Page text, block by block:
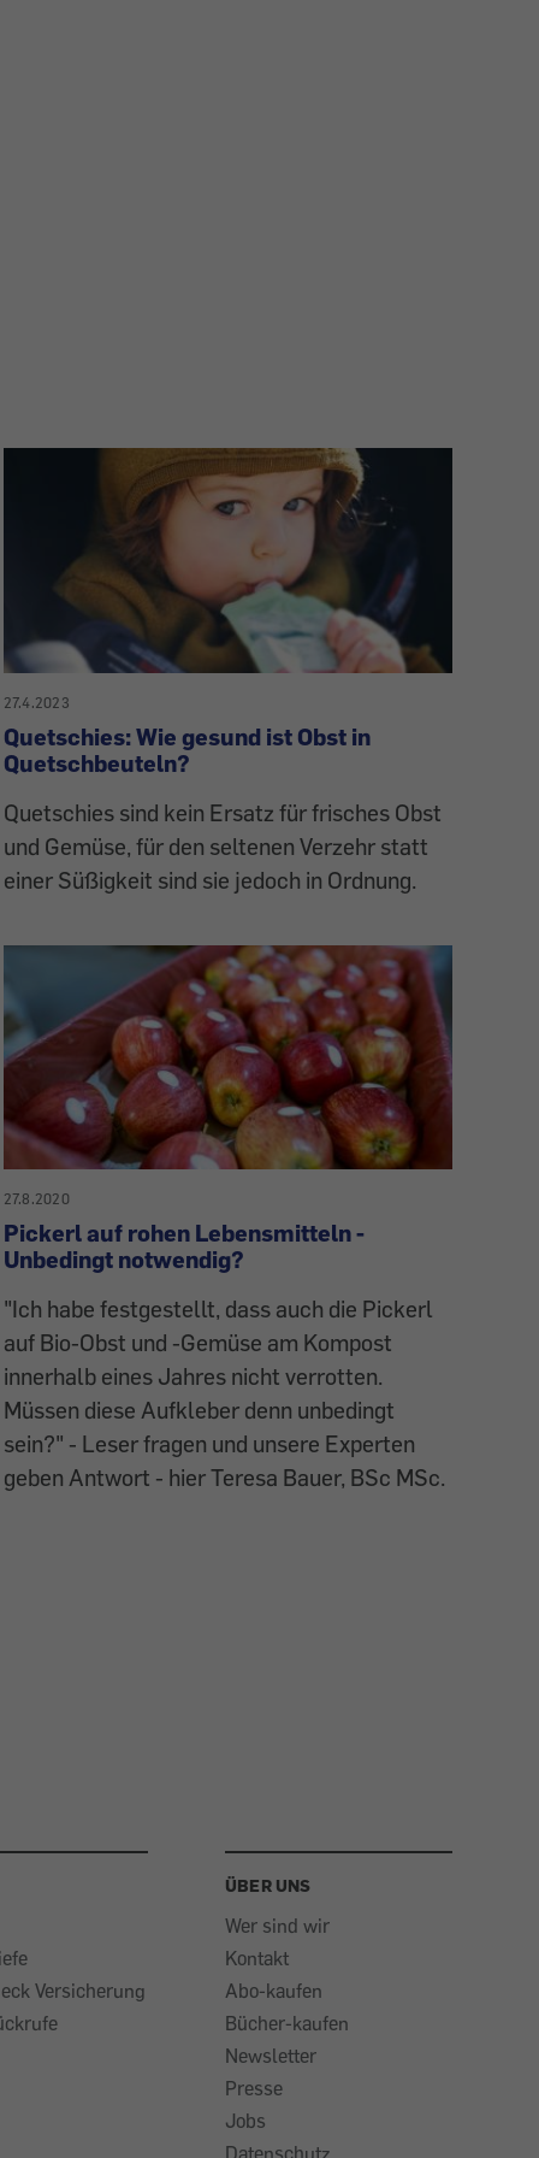
27.4.2023
Quetschies: Wie gesund ist Obst in
Quetschbeuteln?
Quetschies sind kein Ersatz für frisches Obst
und Gemüse, für den seltenen Verzehr statt
einer Süßigkeit sind sie jedoch in Ordnung.
27.8.2020
Pickerl auf rohen Lebensmitteln -
Unbedingt notwendig?
"Ich habe festgestellt, dass auch die Pickerl
auf Bio-Obst und -Gemüse am Kompost
innerhalb eines Jahres nicht verrotten.
Müssen diese Aufkleber denn unbedingt
sein?" - Leser fragen und unsere Experten
geben Antwort - hier Teresa Bauer, BSc MSc.
Versicherung
ÜBER UNS
Wer sind wir
Kontakt
Abo-kaufen
Bücher-kaufen
Newsletter
Presse
Jobs